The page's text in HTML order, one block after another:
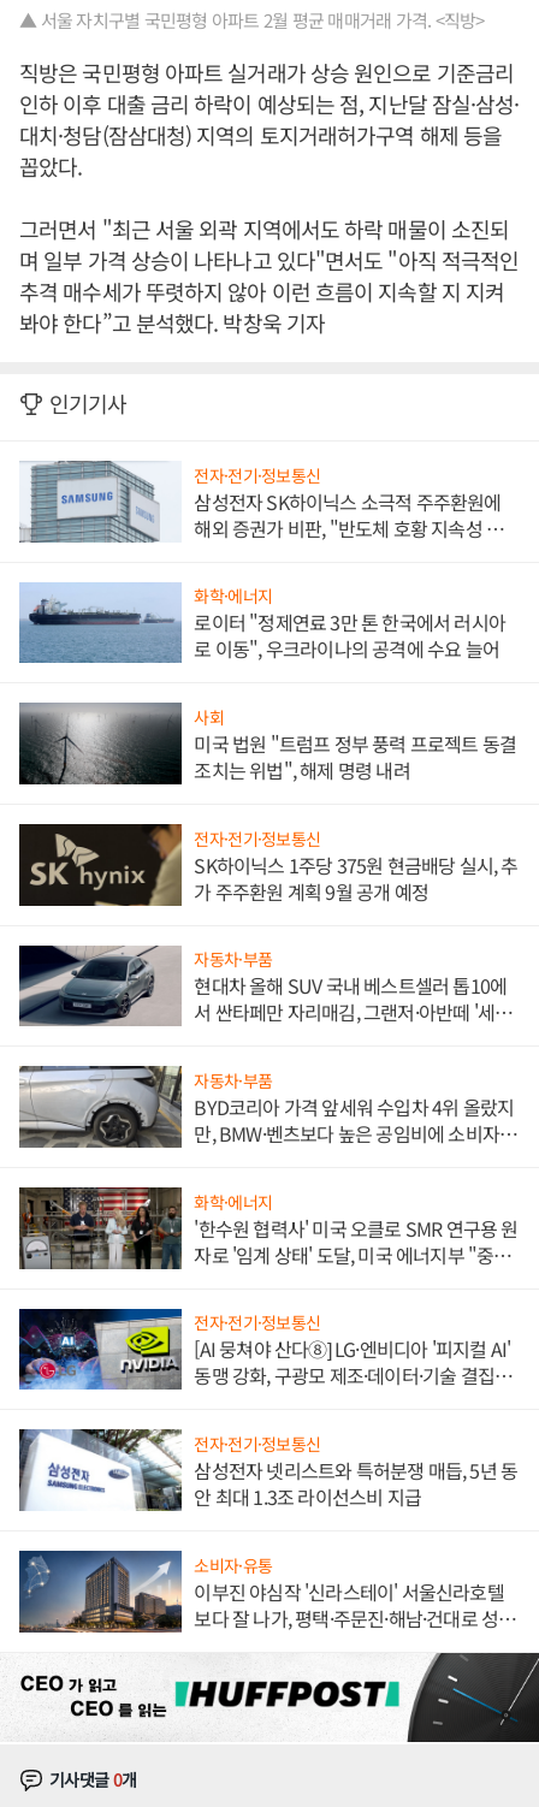
▲ 서울 자치구별 국민평형 아파트 2월 평균 매매거래 가격. <직방>
직방은 국민평형 아파트 실거래가 상승 원인으로 기준금리
인하 이후 대출 금리 하락이 예상되는 점, 지난달 잠실·삼성·
대치·청담(잠삼대청) 지역의 토지거래허가구역 해제 등을
꼽았다.
그러면서 "최근 서울 외곽 지역에서도 하락 매물이 소진되
며 일부 가격 상승이 나타나고 있다"면서도 "아직 적극적인
추격 매수세가 뚜렷하지 않아 이런 흐름이 지속할 지 지켜
봐야 한다”고 분석했다. 박창욱 기자
인기기사
전자·전기·정보통신
삼성전자 SK하이닉스 소극적 주주환원에
해외 증권가 비판, "반도체 호황 지속성 의
화학·에너지
로이터 "정제연료 3만 톤 한국에서 러시아
로 이동", 우크라이나의 공격에 수요 늘어
사회
미국 법원 "트럼프 정부 풍력 프로젝트 동결
조치는 위법", 해제 명령 내려
전자·전기·정보통신
SK하이닉스 1주당 375원 현금배당 실시, 추
가 주주환원 계획 9월 공개 예정
자동차·부품
현대차 올해 SUV 국내 베스트셀러 톱10에
서 싼타페만 자리매김, 그랜저·아반떼 '세단
자동차·부품
BYD코리아 가격 앞세워 수입차 4위 올랐지
만, BMW·벤츠보다 높은 공임비에 소비자
화학·에너지
'한수원 협력사' 미국 오클로 SMR 연구용 원
자로 '임계 상태' 도달, 미국 에너지부 "중요
전자·전기·정보통신
[AI 뭉쳐야 산다⑧] LG·엔비디아 '피지컬 AI'
동맹 강화, 구광모 제조·데이터·기술 결집
전자·전기·정보통신
삼성전자 넷리스트와 특허분쟁 매듭, 5년 동
안 최대 1.3조 라이선스비 지급
소비자·유통
이부진 야심작 '신라스테이' 서울신라호텔
보다 잘 나가, 평택·주문진·해남·건대로 성
기사댓글0개